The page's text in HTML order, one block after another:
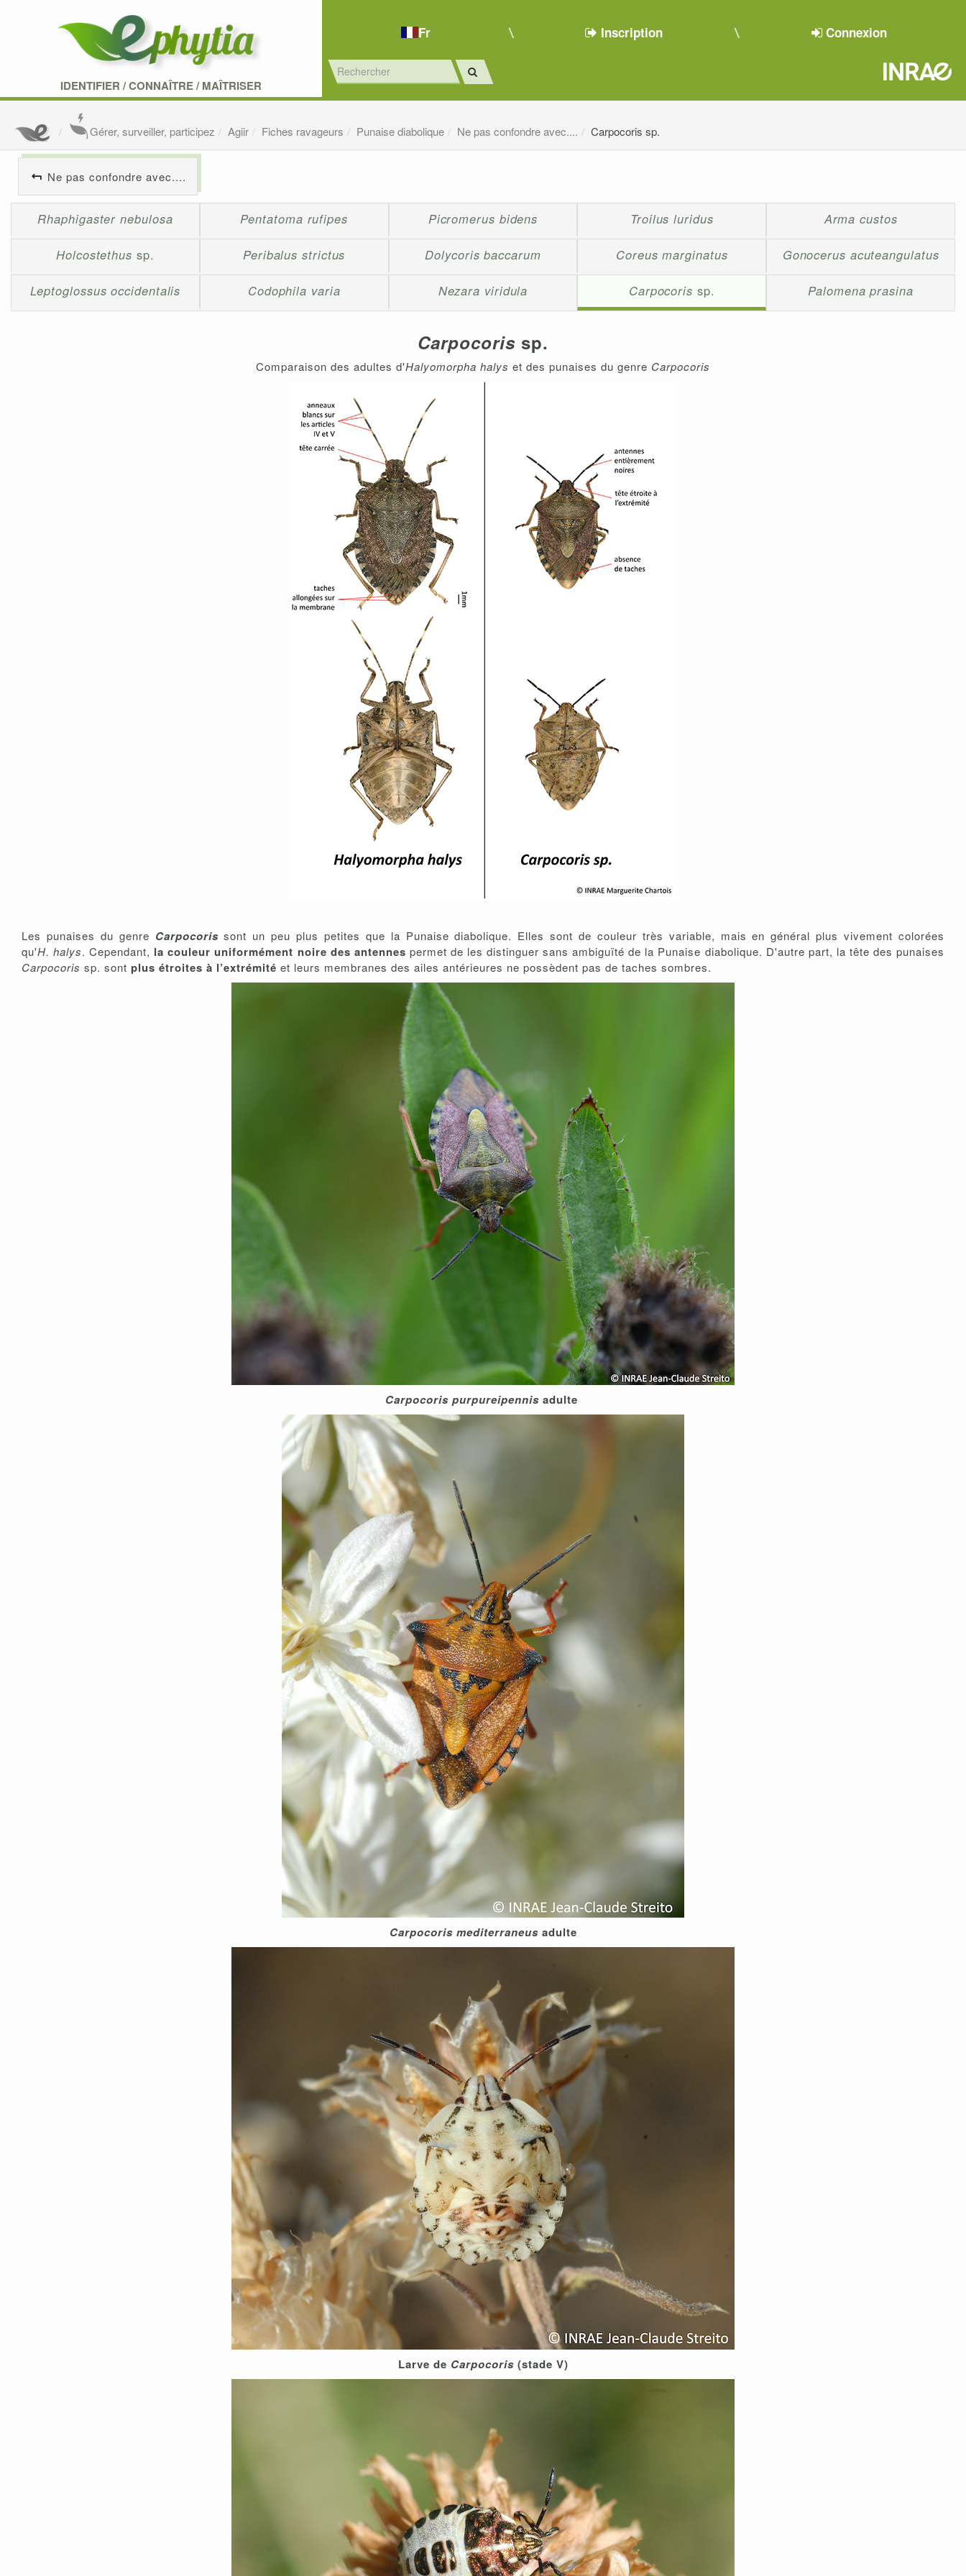
IDENTIFIER /CONNAÎTRE/MAÎTRISER
Fr Inscription Connexion
Gérer, surveiller, participez Agiir Fiches ravageurs Punaise diabolique Ne pas confondre avec.... Carpocoris sp.
Ne pas confondre avec....
Rhaphigaster nebulosa Pentatoma rufipes Picromerus bidens Troilus luridus Arma custos
Holcostethus sp. Peribalus strictus Dolycoris baccarum Coreus marginatus Gonocerus acuteangulatus
Leptoglossus occidentalis Codophila varia Nezara viridula Carpocoris sp. Palomena prasina
Carpocoris sp.
Comparaison des adultes d'Halyomorpha halys et des punaises du genre Carpocoris
Les punaises du genre Carpocorissont un peu plus petites que la Punaise diabolique. Elles sont de couleur très variable, mais en général plus vivement colorées
qu'H. halys. Cependant, la couleur uniformément noire des antennes permet de les distinguer sans ambiguïté de la Punaise diabolique. D'autre part, la tête des punaises
Carpocoris sp. sont plus étroites à l’extrémité et leurs membranes des ailes antérieures ne possèdent pas de taches sombres.
Carpocoris purpureipennisadulte
Carpocoris mediterraneusadulte
Larve de Carpocoris (stade V)